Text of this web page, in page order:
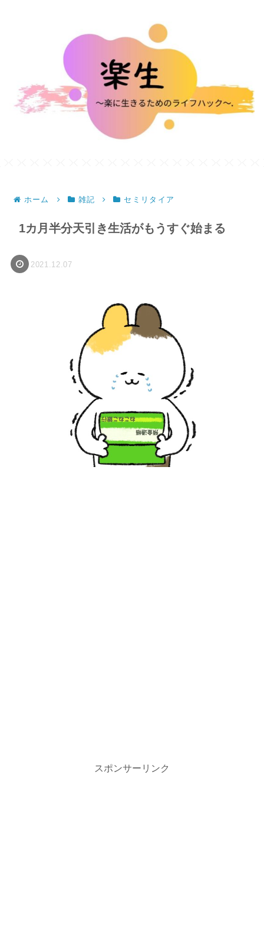
ホーム 雑記 セミリタイア
1カ月半分天引き生活がもうすぐ始まる
2021.12.07
スポンサーリンク